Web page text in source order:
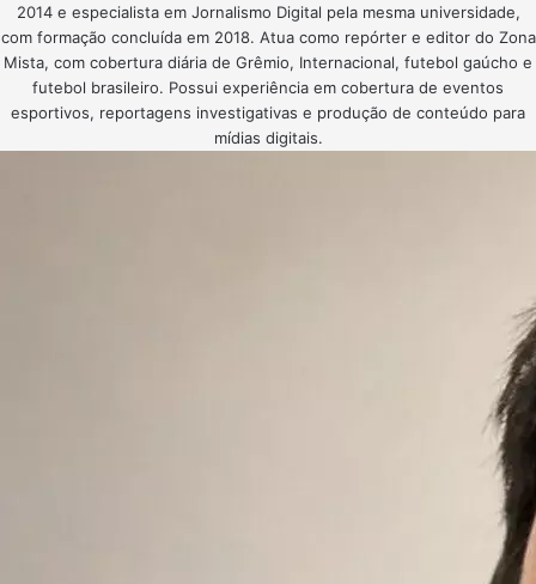
2014 e especialista em Jornalismo Digital pela mesma universidade,
com formação concluída em 2018. Atua como repórter e editor do Zona
Mista, com cobertura diária de Grêmio, Internacional, futebol gaúcho e
futebol brasileiro. Possui experiência em cobertura de eventos
esportivos, reportagens investigativas e produção de conteúdo para
mídias digitais.